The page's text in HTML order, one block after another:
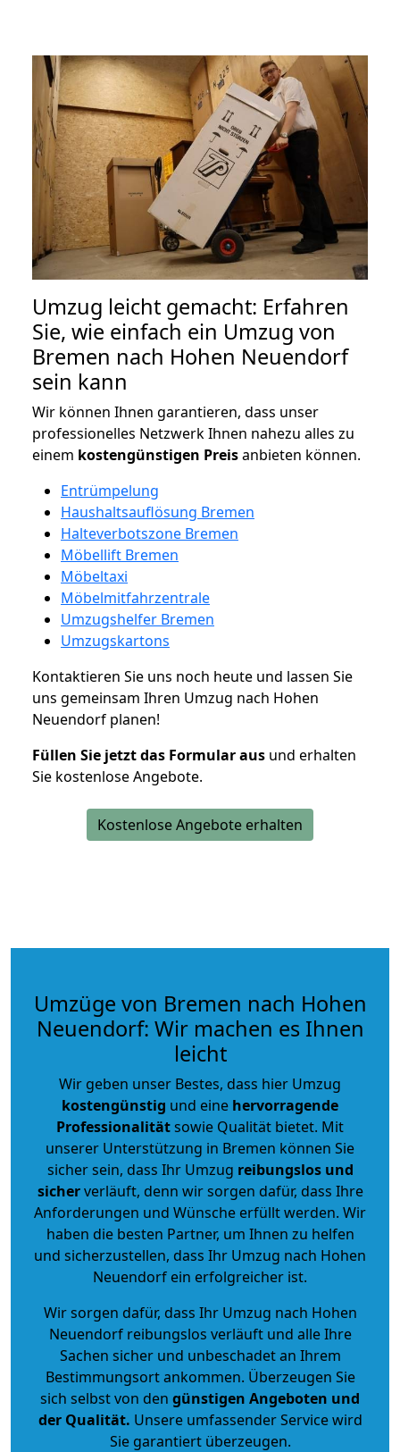
Umzug leicht gemacht: Erfahren
Sie, wie einfach ein Umzug von
Bremen nach Hohen Neuendorf
sein kann
Wir können Ihnen garantieren, dass unser
professionelles Netzwerk Ihnen nahezu alles zu
einem kostengünstigen Preisanbieten können.
Entrümpelung
Haushaltsauflösung Bremen
Halteverbotszone Bremen
Möbellift Bremen
Möbeltaxi
Möbelmitfahrzentrale
Umzugshelfer Bremen
Umzugskartons
Kontaktieren Sie uns noch heute und lassen Sie
uns gemeinsam Ihren Umzug nach Hohen
Neuendorf planen!
Füllen Sie jetzt das Formular aus und erhalten
Sie kostenlose Angebote.
Kostenlose Angebote erhalten
Umzüge von Bremen nach Hohen
Neuendorf: Wir machen es Ihnen
leicht
Wir geben unser Bestes, dass hier Umzug
kostengünstig und eine hervorragende
Professionalitätsowie Qualität bietet. Mit
unserer Unterstützung in Bremen können Sie
sicher sein, dass Ihr Umzug reibungslos und
sicherverläuft, denn wir sorgen dafür, dass Ihre
Anforderungen und Wünsche erfüllt werden. Wir
haben die besten Partner, um Ihnen zu helfen
und sicherzustellen, dass Ihr Umzug nach Hohen
Neuendorf ein erfolgreicher ist.
Wir sorgen dafür, dass Ihr Umzug nach Hohen
Neuendorf reibungslos verläuft und alle Ihre
Sachen sicher und unbeschadet an Ihrem
Bestimmungsort ankommen. Überzeugen Sie
sich selbst von den günstigen Angeboten und
der Qualität. Unsere umfassender Service wird
Sie garantiert überzeugen.